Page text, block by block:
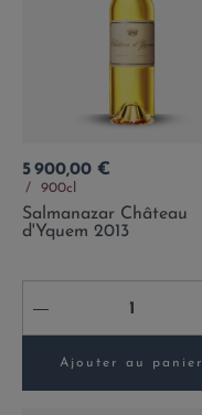
Prix
5 900,00 €
900cl
Salmanazar Château
d'Yquem 2013
-
Ajouter au panier